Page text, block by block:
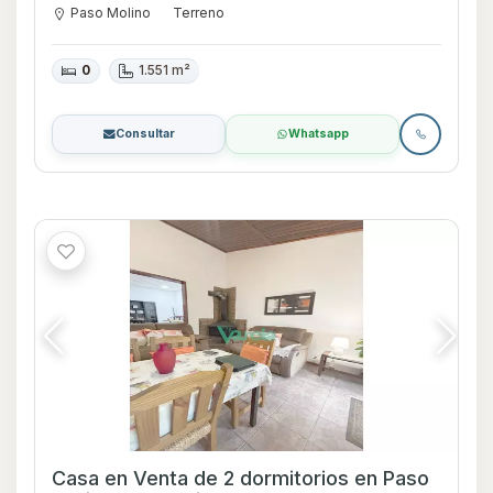
Paso Molino Terreno
0 1.551 m²
Consultar Whatsapp
Casa en Venta de 2 dormitorios en Paso